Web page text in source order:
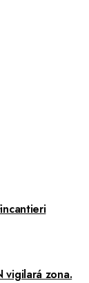
vigilará zona.